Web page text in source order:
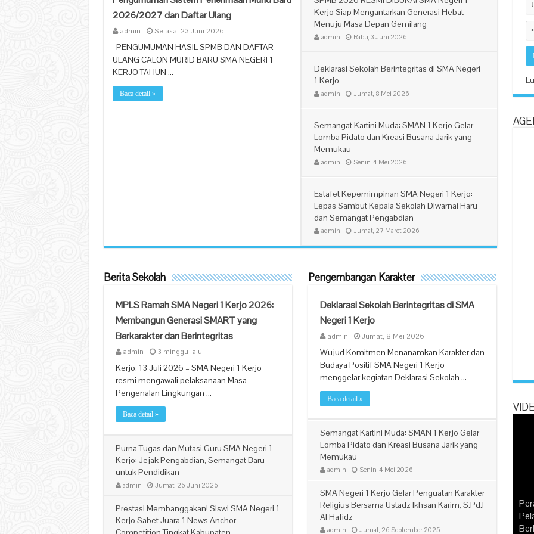
2026/2027 dan Daftar Ulang
admin Selasa, 23 Juni 2026
PENGUMUMAN HASIL SPMB DAN DAFTAR
ULANG CALON MURID BARU SMA NEGERI 1
KERJO TAHUN …
Baca detail »
Kerjo Siap Mengantarkan Generasi Hebat
Menuju Masa Depan Gemilang
admin Rabu, 3 Juni 2026
Deklarasi Sekolah Berintegritas di SMA Negeri
1 Kerjo
admin Jumat, 8 Mei 2026
Semangat Kartini Muda: SMAN 1 Kerjo Gelar
Lomba Pidato dan Kreasi Busana Jarik yang
Memukau
admin Senin, 4 Mei 2026
Estafet Kepemimpinan SMA Negeri 1 Kerjo:
Lepas Sambut Kepala Sekolah Diwarnai Haru
dan Semangat Pengabdian
admin Jumat, 27 Maret 2026
Berita Sekolah
MPLS Ramah SMA Negeri 1 Kerjo 2026:
Membangun Generasi SMART yang
Berkarakter dan Berintegritas
admin 3 minggu lalu
Kerjo, 13 Juli 2026 – SMA Negeri 1 Kerjo
resmi mengawali pelaksanaan Masa
Pengenalan Lingkungan …
Baca detail »
Purna Tugas dan Mutasi Guru SMA Negeri 1
Kerjo: Jejak Pengabdian, Semangat Baru
untuk Pendidikan
admin Jumat, 26 Juni 2026
Prestasi Membanggakan! Siswi SMA Negeri 1
Kerjo Sabet Juara 1 News Anchor
Pengembangan Karakter
Deklarasi Sekolah Berintegritas di SMA
Negeri 1 Kerjo
admin Jumat, 8 Mei 2026
Wujud Komitmen Menanamkan Karakter dan
Budaya Positif SMA Negeri 1 Kerjo
menggelar kegiatan Deklarasi Sekolah …
Baca detail »
Semangat Kartini Muda: SMAN 1 Kerjo Gelar
Lomba Pidato dan Kreasi Busana Jarik yang
Memukau
admin Senin, 4 Mei 2026
SMA Negeri 1 Kerjo Gelar Penguatan Karakter
Religius Bersama Ustadz Ikhsan Karim, S.Pd.I
Al Hafidz
admin Jumat, 26 September 2025